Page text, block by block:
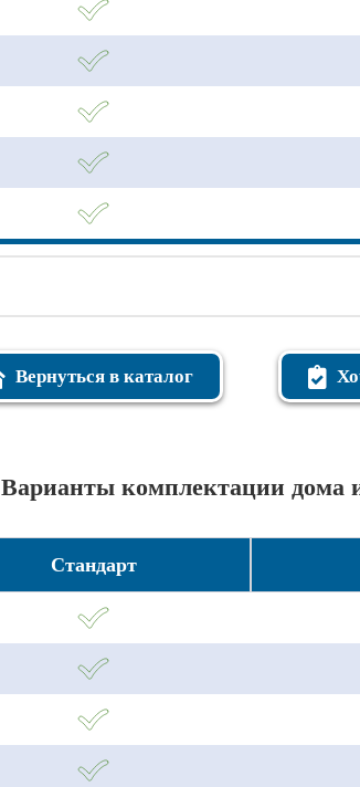
Вернуться в каталог
Варианты комплектации дома
Стандарт